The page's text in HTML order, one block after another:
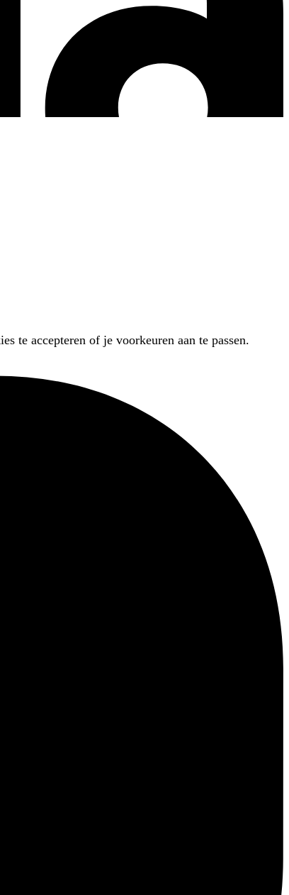
te accepteren of je voorkeuren aan te passen.